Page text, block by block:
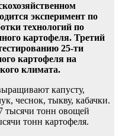
эксперимент по
технологий по
картофеля. Третий
25-ти
картофеля на
климата.
капусту,
чеснок, тыкву, кабачки.
тысячи тонн овощей
тонн картофеля.